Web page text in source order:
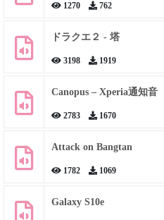
1270 762
ドラクエ２ - 塔
3198 1919
Canopus – Xperia通知音
2783 1670
Attack on Bangtan
1782 1069
Galaxy S10e